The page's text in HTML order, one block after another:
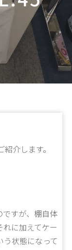
介します。
ですが、棚自体
に加えてケー
状態になって